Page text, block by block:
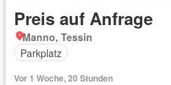
Preis auf Anfrage
Manno, Tessin
Parkplatz
Vor 1 Woche, 20 Stunden